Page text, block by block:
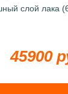
слой лака
45900